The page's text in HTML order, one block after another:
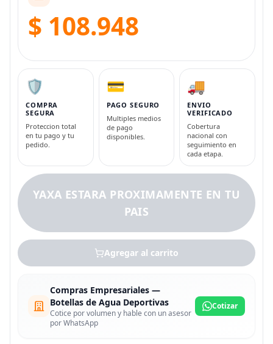
$ 108.948
🛡️
COMPRA
SEGURA
Proteccion total
en tu pago y tu
pedido.
💳
PAGO SEGURO
Multiples medios
de pago
disponibles.
🚚
ENVIO
VERIFICADO
Cobertura
nacional con
seguimiento en
cada etapa.
YAXA ESTARA PROXIMAMENTE EN TU
PAIS
Agregar al carrito
Compras Empresariales —
Botellas de Agua Deportivas
Cotice por volumen y hable con un asesor
por WhatsApp
Cotizar